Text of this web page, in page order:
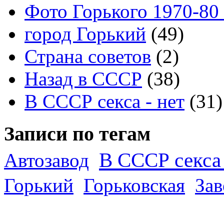
Фото Горького 1970-80
город Горький (49)
Страна советов (2)
Назад в СССР (38)
В СССР секса - нет (31)
Записи по тегам
Автозавод В СССР секса
Горький Горьковская